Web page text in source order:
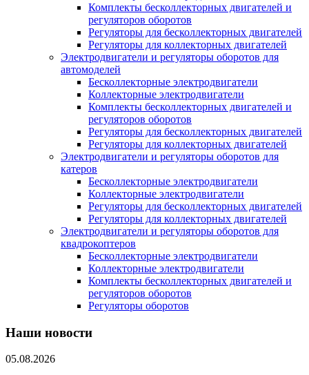
Комплекты бесколлекторных двигателей и
регуляторов оборотов
Регуляторы для бесколлекторных двигателей
Регуляторы для коллекторных двигателей
Электродвигатели и регуляторы оборотов для
автомоделей
Бесколлекторные электродвигатели
Коллекторные электродвигатели
Комплекты бесколлекторных двигателей и
регуляторов оборотов
Регуляторы для бесколлекторных двигателей
Регуляторы для коллекторных двигателей
Электродвигатели и регуляторы оборотов для
катеров
Бесколлекторные электродвигатели
Коллекторные электродвигатели
Регуляторы для бесколлекторных двигателей
Регуляторы для коллекторных двигателей
Электродвигатели и регуляторы оборотов для
квадрокоптеров
Бесколлекторные электродвигатели
Коллекторные электродвигатели
Комплекты бесколлекторных двигателей и
регуляторов оборотов
Регуляторы оборотов
Наши новости
05.08.2026